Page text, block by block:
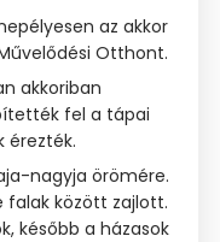
az akkor
Otthont.
akkoriban
fel a tápai
érezték.
nagyja örömére.
falak között zajlott.
később a házasok